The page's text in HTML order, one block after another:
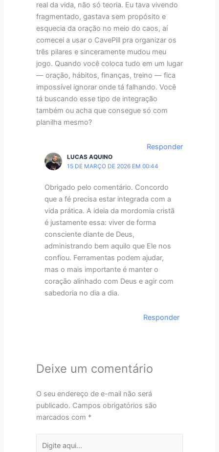
real da vida, não só teoria. Eu tava vivendo
fragmentado, gastava sem propósito e
esquecia da oração no meio do caos, aí
comecei a usar o CavePill pra organizar os
três pilares e sinceramente mudou meu
jogo. Quando você coloca tudo em um lugar
— oração, hábitos, finanças, treino — fica
impossível ignorar onde tá falhando. Você
tá buscando esse tipo de integração
também ou acha que consegue só com
planilha mesmo?
Responder
LUCAS AQUINO
15 DE MARÇO DE 2026 EM 00:44
Obrigado pelo comentário. Concordo
que a fé precisa estar integrada com a
vida prática. A ideia da mordomia cristã
é justamente essa: viver de forma
consciente diante de Deus,
administrando bem aquilo que Ele nos
confiou. Ferramentas podem ajudar,
mas o mais importante é manter o
coração alinhado com Deus e agir com
sabedoria no dia a dia.
Responder
Deixe um comentário
O seu endereço de e-mail não será
publicado. Campos obrigatórios são
marcados com *